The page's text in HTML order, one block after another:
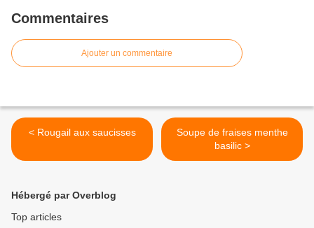
Commentaires
Ajouter un commentaire
< Rougail aux saucisses
Soupe de fraises menthe
basilic >
Hébergé par Overblog
Top articles